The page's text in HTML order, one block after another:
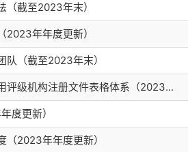
（截至2023年末）
2023年年度更新）
队（截至2023年末）
评级机构注册文件表格体系（2023...
度更新）
（2023年年度更新）